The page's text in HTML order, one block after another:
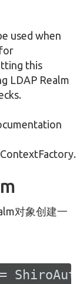
used when
this
LDAP Realm
对象创建一